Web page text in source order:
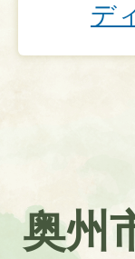
デ
奥州